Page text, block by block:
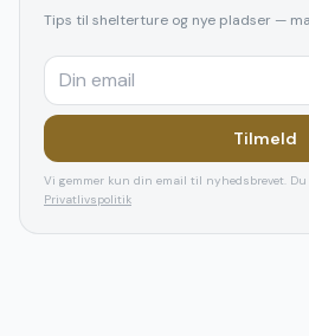
Tips til shelterture og nye pladser —
Tilmeld
Vi gemmer kun din email til nyhedsbrevet.
Privatlivspolitik